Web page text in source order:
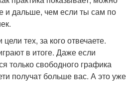
и дальше, чем если ты сам по
тех, за кого отвечаете.
в итоге. Даже если
только свободного графика
получат больше вас. А это уже